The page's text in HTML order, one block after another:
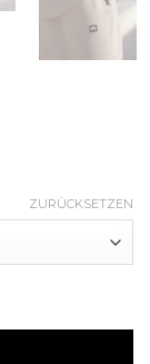
ZURÜCKSETZEN